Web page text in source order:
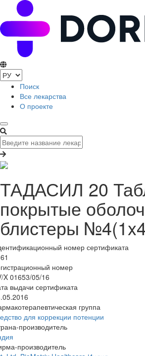
Поиск
Все лекарства
О проекте
ТАДАСИЛ 20
покрытые
блистеры
номер сертификата
номер
X 01653/05/16
выдачи сертификата
группа
для коррекции потенции
производитель
производитель